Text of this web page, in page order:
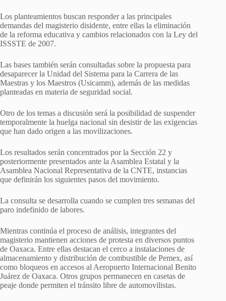
Los planteamientos buscan responder a las principales
demandas del magisterio disidente, entre ellas la eliminación
de la reforma educativa y cambios relacionados con la Ley del
ISSSTE de 2007.
Las bases también serán consultadas sobre la propuesta para
desaparecer la Unidad del Sistema para la Carrera de las
Maestras y los Maestros (Usicamm), además de las medidas
planteadas en materia de seguridad social.
Otro de los temas a discusión será la posibilidad de suspender
temporalmente la huelga nacional sin desistir de las exigencias
que han dado origen a las movilizaciones.
Los resultados serán concentrados por la Sección 22 y
posteriormente presentados ante la Asamblea Estatal y la
Asamblea Nacional Representativa de la CNTE, instancias
que definirán los siguientes pasos del movimiento.
La consulta se desarrolla cuando se cumplen tres semanas del
paro indefinido de labores.
Mientras continúa el proceso de análisis, integrantes del
magisterio mantienen acciones de protesta en diversos puntos
de Oaxaca. Entre ellas destacan el cerco a instalaciones de
almacenamiento y distribución de combustible de Pemex, así
como bloqueos en accesos al Aeropuerto Internacional Benito
Juárez de Oaxaca. Otros grupos permanecen en casetas de
peaje donde permiten el tránsito libre de automovilistas.